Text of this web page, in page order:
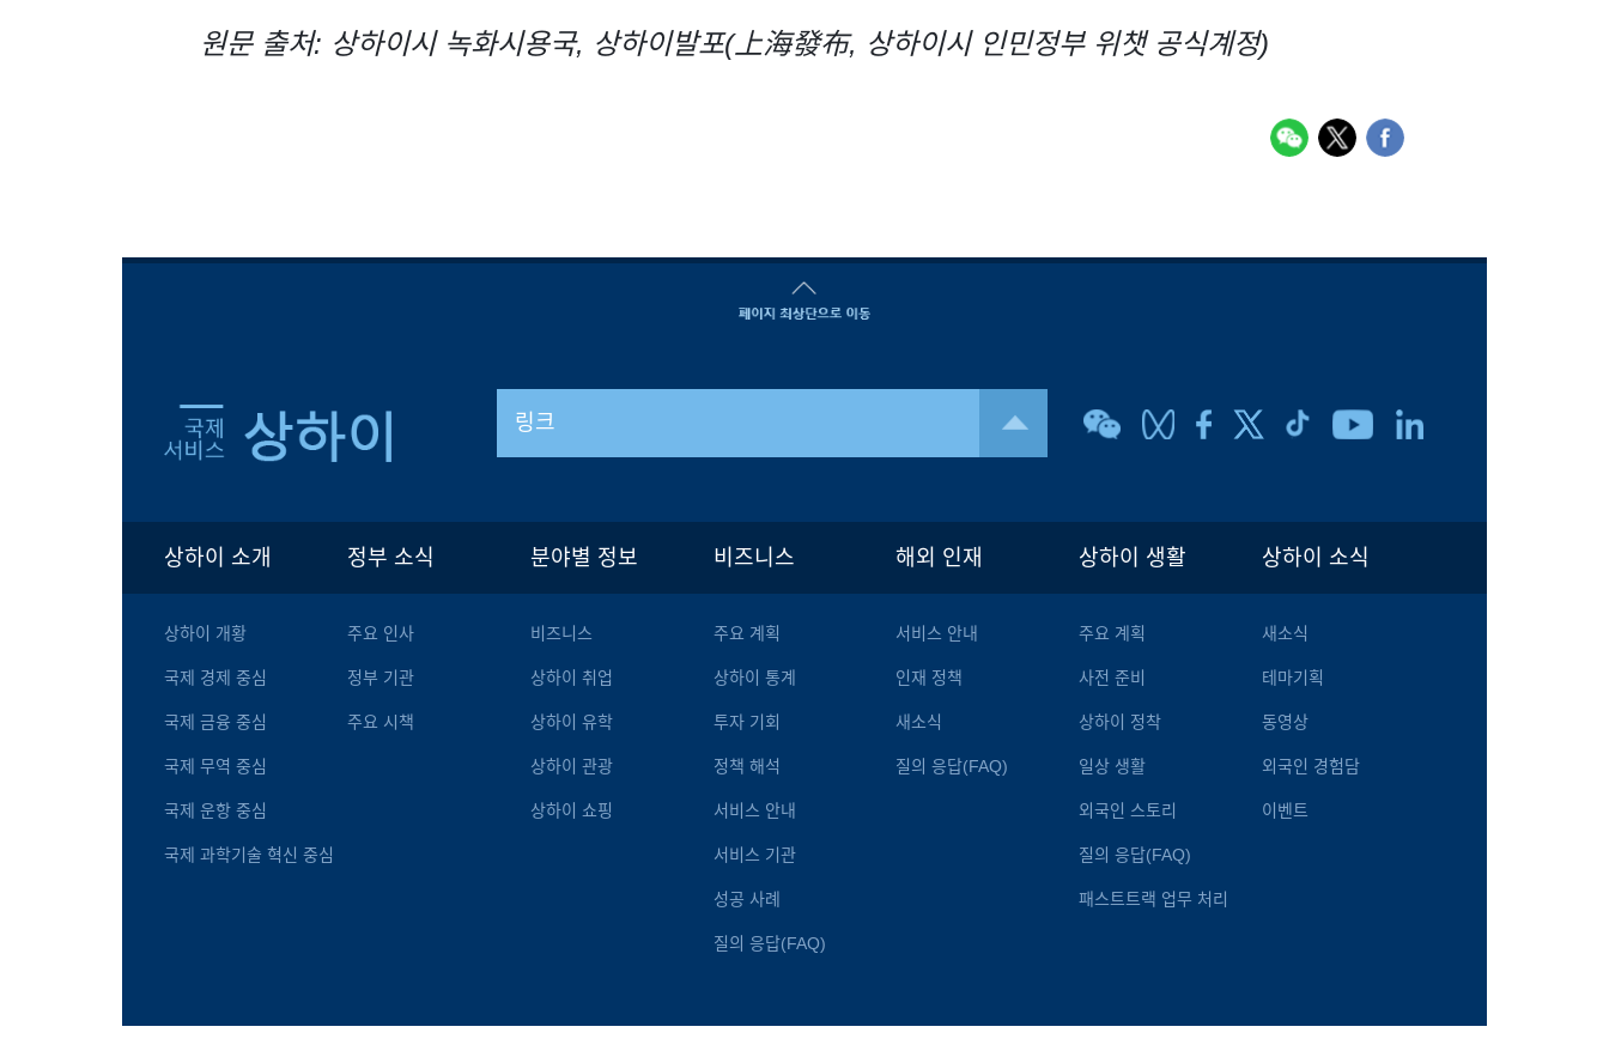
원문 출처: 상하이시 녹화시용국, 상하이발포(上海發布, 상하이시 인민정부 위챗 공식계정)
링크
상하이 소개
상하이 개황
국제 경제 중심
국제 금융 중심
국제 무역 중심
국제 운항 중심
국제 과학기술 혁신 중심
정부 소식
주요 인사
정부 기관
주요 시책
분야별 정보
비즈니스
상하이 취업
상하이 유학
상하이 관광
상하이 쇼핑
비즈니스
주요 계획
상하이 통계
투자 기회
정책 해석
서비스 안내
서비스 기관
성공 사례
질의 응답(FAQ)
해외 인재
서비스 안내
인재 정책
새소식
질의 응답(FAQ)
상하이 생활
주요 계획
사전 준비
상하이 정착
일상 생활
외국인 스토리
질의 응답(FAQ)
패스트트랙 업무 처리
상하이 소식
새소식
테마기획
동영상
외국인 경험담
이벤트